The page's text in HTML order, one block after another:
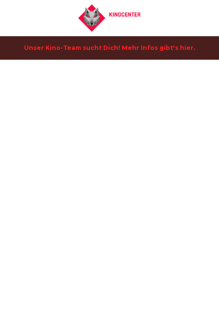
Unser Kino-Team sucht Dich! Mehr Infos gibt's hier.